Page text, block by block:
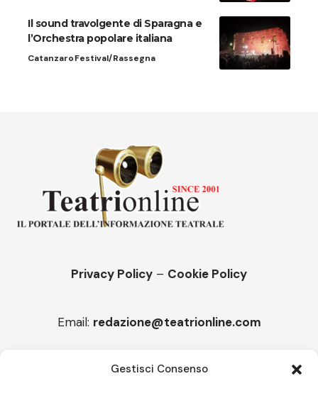
Gestisci Consenso
Il sound travolgente di Sparagna e
l’Orchestra popolare italiana
CatanzaroFestival/Rassegna
Privacy Policy – Cookie Policy
Email: redazione@teatrionline.com